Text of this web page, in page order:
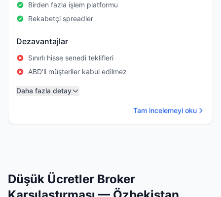
Birden fazla işlem platformu
Rekabetçi spreadler
Dezavantajlar
Sınırlı hisse senedi teklifleri
ABD'li müşteriler kabul edilmez
Daha fazla detay
Tam incelemeyi oku
Düşük Ücretler Broker